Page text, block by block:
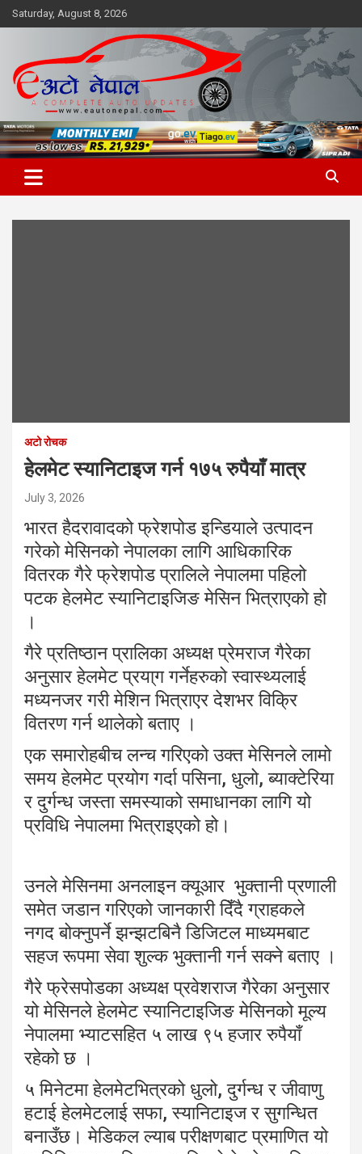
Skip
to
Saturday, August 8, 2026
अटो रोचक
हेलमेट स्यानिटाइज गर्न १७५ रुपैयाँ मात्र
July 3, 2026
भारत हैदरावादको फ्रेशपोड इन्डियाले उत्पादन
गरेको मेसिनको नेपालका लागि आधिकारिक
वितरक गैरे फ्रेशपोड प्रालिले नेपालमा पहिलो
पटक हेलमेट स्यानिटाइजिङ मेसिन भित्राएको हो
।
गैरे प्रतिष्ठान प्रालिका अध्यक्ष प्रेमराज गैरेका
अनुसार हेलमेट प्रया्ग गर्नेहरुको स्वास्थ्यलाई
मध्यनजर गरी मेशिन भित्राएर देशभर विक्रि
वितरण गर्न थालेको बताए ।
एक समारोहबीच लन्च गरिएको उक्त मेसिनले लामो
समय हेलमेट प्रयोग गर्दा पसिना, धुलो, ब्याक्टेरिया
र दुर्गन्ध जस्ता समस्याको समाधानका लागि यो
प्रविधि नेपालमा भित्राइएको हो।
उनले मेसिनमा अनलाइन क्यूआर भुक्तानी प्रणाली
समेत जडान गरिएको जानकारी दिँदै ग्राहकले
नगद बोक्नुपर्ने झन्झटबिनै डिजिटल माध्यमबाट
सहज रूपमा सेवा शुल्क भुक्तानी गर्न सक्ने बताए ।
गैरे फ्रेसपोडका अध्यक्ष प्रवेशराज गैरेका अनुसार
यो मेसिनले हेलमेट स्यानिटाइजिङ मेसिनको मूल्य
नेपालमा भ्याटसहित ५ लाख ९५ हजार रुपैयाँ
रहेको छ ।
५ मिनेटमा हेलमेटभित्रको धुलो, दुर्गन्ध र जीवाणु
हटाई हेलमेटलाई सफा, स्यानिटाइज र सुगन्धित
बनाउँछ। मेडिकल ल्याब परीक्षणबाट प्रमाणित यो